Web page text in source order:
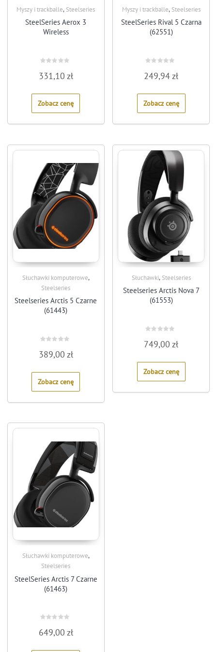
Myszy i trackballe, Steelseries
SteelSeries Aerox 3
Wireless
0
out
5
331,10 zł
Zobacz cenę
Myszy i trackballe, Steelseries
SteelSeries Rival 5 Czarna
(62551)
0
out
5
249,94zł
Zobacz cenę
Słuchawki komputerowe,
Steelseries
Steelseries Arctis 5 Czarne
(61443)
0
out
5
389,00 zł
Zobacz cenę
Słuchawki, Steelseries
Steelseries Arctis Nova 7
(61553)
0
out
5
749,00zł
Zobacz cenę
Słuchawki komputerowe,
Steelseries
SteelSeries Arctis 7 Czarne
(61463)
0
5
649,00 zł